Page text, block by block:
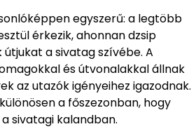
egyszerű: a legtöbb
érkezik, ahonnan dzsip
a sivatag szívébe. A
és útvonalakkal állnak
az utazók igényeihez igazodnak.
a főszezonban, hogy
sivatagi kalandban.